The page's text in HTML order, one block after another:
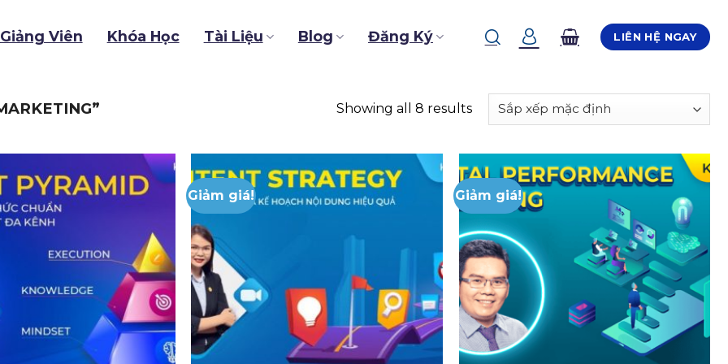
Giảng Viên Khóa Học Tài Liệu Blog Đăng Ký LIÊN HỆ NGAY
Showing all 8 results
Giảm giá! Giảm giá!